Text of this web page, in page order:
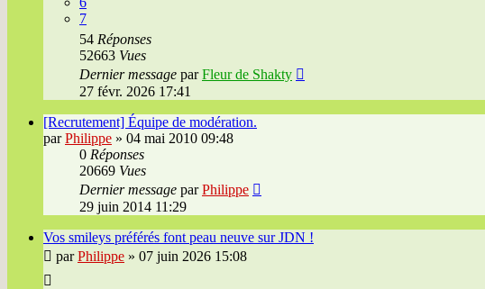
7
54 Réponses
52663 Vues
Dernier message parFleur de Shakty
27 févr. 2026 17:41
[Recrutement] Équipe de modération.
parPhilippe » 04 mai 2010 09:48
0 Réponses
20669 Vues
Dernier message parPhilippe
29 juin 2014 11:29
Vos smileys préférés font peau neuve sur JDN !
parPhilippe » 07 juin 2026 15:08